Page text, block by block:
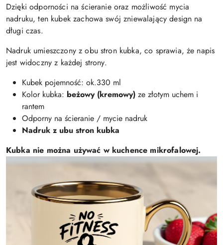
Dzięki odporności na ścieranie oraz możliwość mycia
nadruku, ten kubek zachowa swój zniewalający design na
długi czas.
Nadruk umieszczony z obu stron kubka, co sprawia, że napis
jest widoczny z każdej strony.
Kubek pojemność: ok.330 ml
Kolor kubka: beżowy (kremowy) ze złotym uchem i
rantem
Odporny na ścieranie / mycie nadruk
Nadruk z ubu stron kubka
Kubka nie można używać w kuchence mikrofalowej.